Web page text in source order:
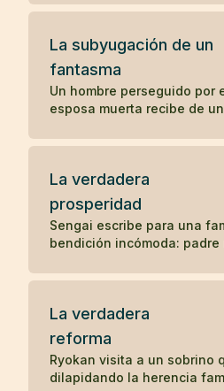
La subyugación de un
fantasma
Un hombre perseguido por
esposa muerta recibe de
La verdadera
prosperidad
Sengai escribe para una
bendición incómoda: padre
prosperidad.
La verdadera
reforma
Ryokan visita a un sobrino
dilapidando la herencia